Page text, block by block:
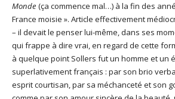
Monde (ça commence mal…) à la fin des
France moisie ». Article effectivement
– il devait le penser lui-même, dans ses
qui frappe à dire vrai, en regard de cette
à quelque point Sollers fut un homme et un
superlativement français : par son brio
esprit courtisan, par sa méchanceté et son